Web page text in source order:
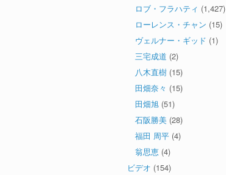
ロブ・フラハティ (1,427)
ローレンス・チャン (15)
ヴェルナー・ギッド (1)
三宅成道 (2)
八木直樹 (15)
田畑奈々 (15)
田畑旭 (51)
石阪勝美 (28)
福田 周平 (4)
翁思恵 (4)
ビデオ (154)